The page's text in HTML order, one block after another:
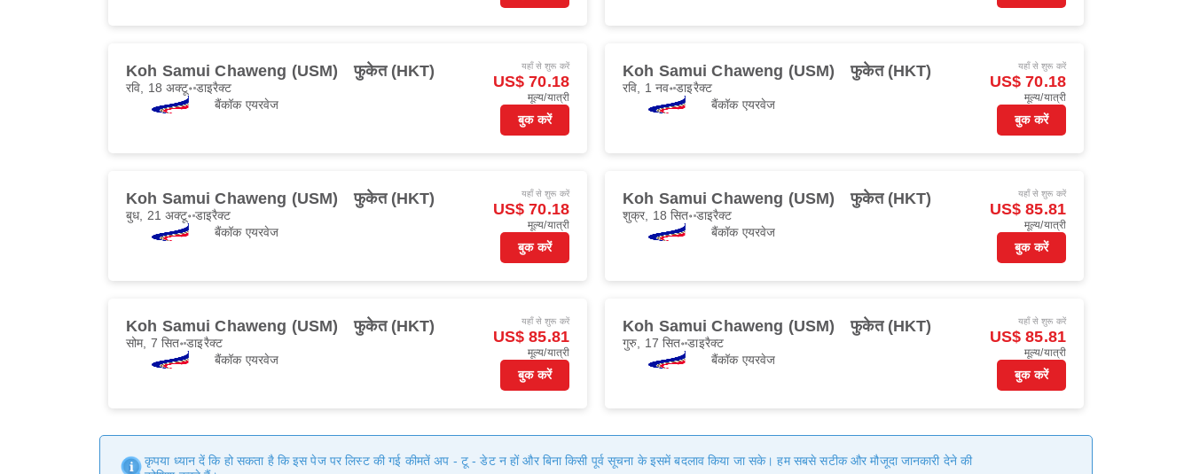
Koh Samui Chaweng (USM) फुकेत (HKT)
रवि, 18 अक्टू॰ डाइरैक्ट
बैंकॉक एयरवेज
यहाँ से शुरू करें
US$ 70.18
मूल्य/यात्री
बुक करें
Koh Samui Chaweng (USM) फुकेत (HKT)
रवि, 1 नव॰डाइरैक्ट
बैंकॉक एयरवेज
यहाँ से शुरू करें
US$ 70.18
मूल्य/यात्री
बुक करें
Koh Samui Chaweng (USM) फुकेत (HKT)
बुध, 21 अक्टू॰ डाइरैक्ट
बैंकॉक एयरवेज
यहाँ से शुरू करें
US$ 70.18
मूल्य/यात्री
बुक करें
Koh Samui Chaweng (USM) फुकेत (HKT)
शुक्र, 18 सित॰ डाइरैक्ट
बैंकॉक एयरवेज
यहाँ से शुरू करें
US$ 85.81
मूल्य/यात्री
बुक करें
Koh Samui Chaweng (USM) फुकेत (HKT)
सोम, 7 सित॰डाइरैक्ट
बैंकॉक एयरवेज
यहाँ से शुरू करें
US$ 85.81
मूल्य/यात्री
बुक करें
Koh Samui Chaweng (USM) फुकेत (HKT)
गुरु, 17 सित॰डाइरैक्ट
बैंकॉक एयरवेज
यहाँ से शुरू करें
US$ 85.81
मूल्य/यात्री
बुक करें
कृपया ध्यान दें कि हो सकता है कि इस पेज पर लिस्ट की गई कीमतें अप - टू - डेट न हों और बिना किसी पूर्व सूचना के इसमें बदलाव किया जा सके। हम सबसे सटीक और मौजूदा जानकारी देने की